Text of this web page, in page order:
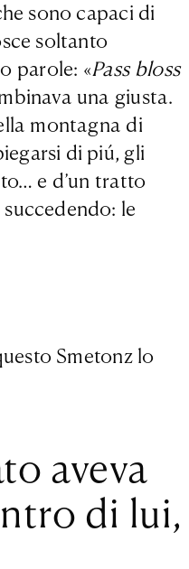
sono capaci di
soltanto
parole: «Pass bloss
una giusta.
montagna di
di piú, gli
e d’un tratto
le
Smetonz lo
aveva
di lui,